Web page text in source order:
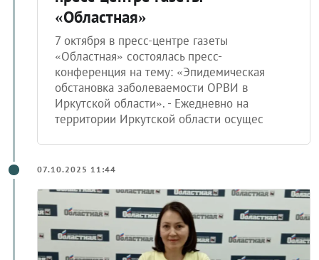
«Областная»
7 октября в пресс-центре газеты
«Областная» состоялась пресс-
конференция на тему: «Эпидемическая
обстановка заболеваемости ОРВИ в
Иркутской области». - Ежедневно на
территории Иркутской области осущес
07.10.2025 11:44